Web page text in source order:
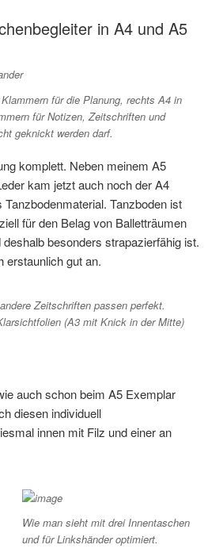
in A4 und A5
für die Planung, rechts A4 in
für Notizen, Zeitschriften und
geknickt werden darf.
komplett. Neben meinem A5
kam jetzt auch noch der A4
Tanzboden ist
für den Belag von Balletträumen
besonders strapazierfähig ist.
erstaunlich gut an.
Zeitschriften passen perfekt.
(A3 mit Knick in der Mitte)
auch schon beim A5 Exemplar
diesen individuell
innen mit Filz und einer an
Wie man sieht mit drei Innentaschen
und für Linkshänder optimiert.